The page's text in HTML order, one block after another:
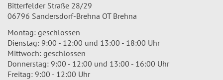
Bitterfelder Straße 28/29
06796 Sandersdorf-Brehna OT Brehna
Montag: geschlossen
Dienstag: 9:00 - 12:00 und 13:00 - 18:00 Uhr
Mittwoch: geschlossen
Donnerstag: 9:00 - 12:00 und 13:00 - 16:00 Uhr
Freitag: 9:00 - 12:00 Uhr